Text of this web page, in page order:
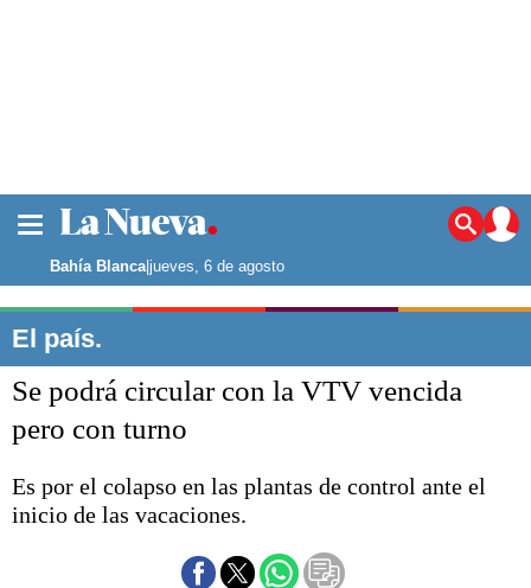
Noticias
La ciudad
Punta Alta
El mundo
Deportes
Escenario Olímpico
Liga del Sur
Fútbol
Bahía Blanca|jueves, 6 de agosto
El país.
Se podrá circular con la VTV vencida
pero con turno
Es por el colapso en las plantas de control ante el
inicio de las vacaciones.